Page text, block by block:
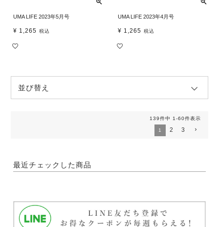
UMA LIFE 2023年5月号
¥ 1,265 税込
UMA LIFE 2023年4月号
¥ 1,265 税込
並び替え
139件中 1-60件表示
1 2 3
最近チェックした商品